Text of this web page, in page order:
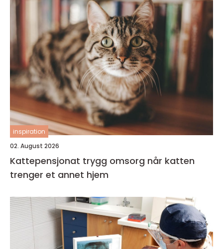
inspiration
02. August 2026
Kattepensjonat trygg omsorg når katten
trenger et annet hjem